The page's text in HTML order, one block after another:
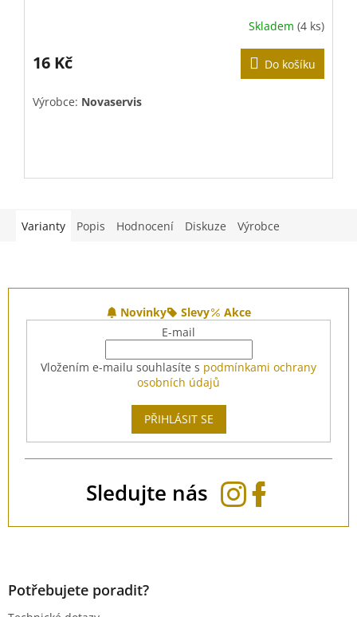
Skladem (4 ks)
16 Kč Do košíku
Výrobce: Novaservis
Varianty Popis Hodnocení Diskuze Výrobce
Novinky Slevy
Akce
E-mail
Vložením e-mailu souhlasíte s podmínkami ochrany
osobních údajů
PŘIHLÁSIT SE
Sledujte nás
Potřebujete poradit?